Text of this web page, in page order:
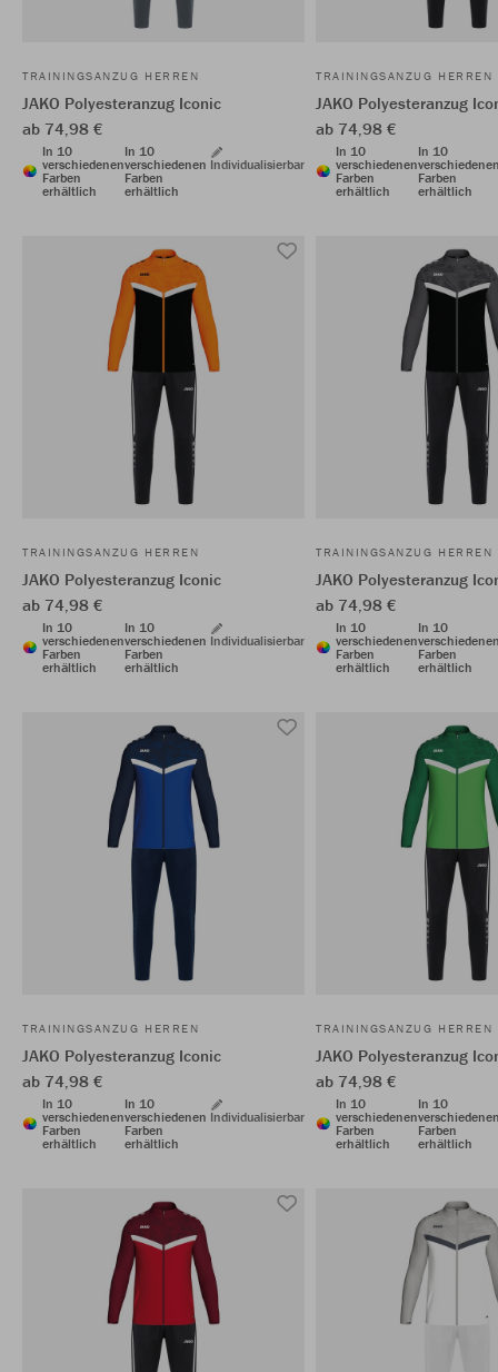
TRAININGSANZUG HERREN
JAKO Polyesteranzug Iconic
ab 74,98 €
In 10
verschiedenen
Farben
erhältlich
In 10
verschiedenen
Farben
erhältlich
Individualisierbar
TRAININGSANZUG HERREN
JAKO Polyesteranzug
ab 74,98 €
In 10
verschiedenen
Farben
erhältlich
In 10
Farben
erhältlich
TRAININGSANZUG HERREN
JAKO Polyesteranzug Iconic
ab 74,98 €
In 10
verschiedenen
Farben
erhältlich
In 10
verschiedenen
Farben
erhältlich
Individualisierbar
TRAININGSANZUG HERREN
JAKO Polyesteranzug
ab 74,98 €
In 10
verschiedenen
Farben
erhältlich
In 10
Farben
erhältlich
TRAININGSANZUG HERREN
JAKO Polyesteranzug Iconic
ab 74,98 €
In 10
verschiedenen
Farben
erhältlich
In 10
verschiedenen
Farben
erhältlich
Individualisierbar
TRAININGSANZUG HERREN
JAKO Polyesteranzug
ab 74,98 €
In 10
verschiedenen
Farben
erhältlich
In 10
Farben
erhältlich